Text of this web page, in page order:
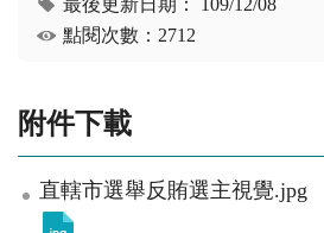
點閱次數：2712
附件下載
直轄市選舉反賄選主視覺.jpg